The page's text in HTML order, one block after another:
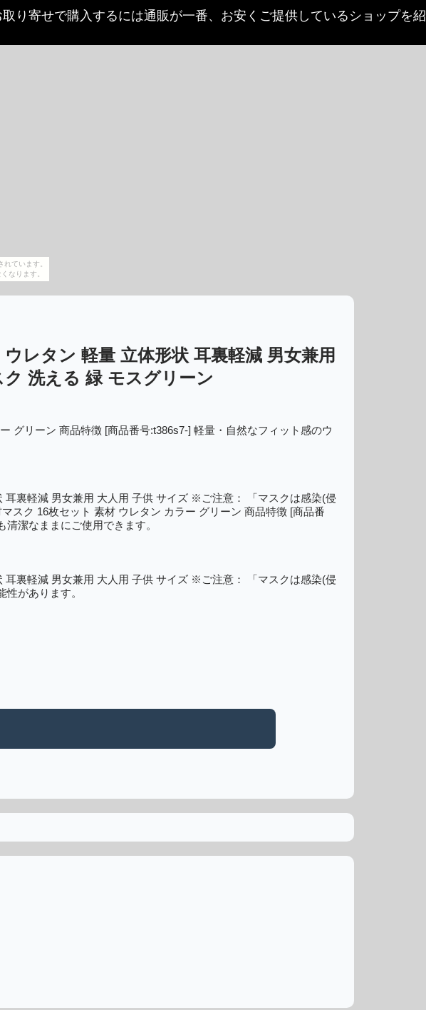
ています。
なります。
り寄せで購入するには通販が一番、お安くご提供しているショップを紹
レタン 軽量 立体形状 耳裏軽減 男女兼用
洗える 緑 モスグリーン
グリーン 商品特徴 [商品番号:t386s7-] 軽量・自然なフィット感のウ
裏軽減 男女兼用 大人用 子供 サイズ ※ご注意： 「マスクは感染(侵
スク 16枚セット 素材 ウレタン カラー グリーン 商品特徴 [商品番
潔なままにご使用できます。
裏軽減 男女兼用 大人用 子供 サイズ ※ご注意： 「マスクは感染(侵
があります。